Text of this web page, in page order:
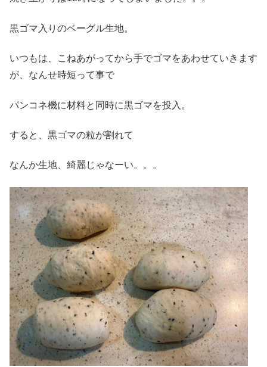
黒ゴマ入りのベーグル生地。
いつもは、こねあがってから手でゴマをあわせていきます
が、なんせ時短って事で
パンコネ機に材料と同時に黒ゴマを投入。
すると、黒ゴマの粒が割れて
なんか生地、綺麗じゃなーい。。。